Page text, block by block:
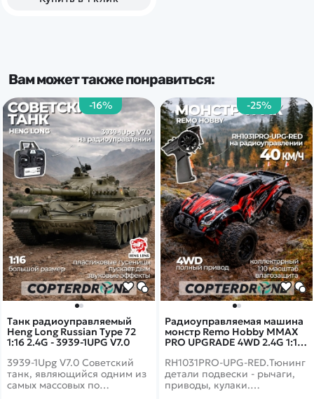
Вам может также понравиться:
-25%
Радиоуправляемая машина
монстр Remo Hobby MMAX
PRO UPGRADE 4WD 2.4G 1:10
RH1031PRO-UPG-RED.Тюнинг
детали подвески - рычаги,
приводы, кулаки.
-16%
Танк радиоуправляемый
Heng Long Russian Type 72
1:16 2.4G - 3939-1UPG V7.0
3939-1Upg V7.0 Советский
танк, являющийся одним из
самых массовых по